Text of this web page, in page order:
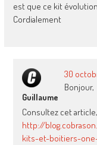
est que ce kit
Cordialement
Guillaume
30
Bonjour,
Consultez cet
http://
kits-et-boitiers-